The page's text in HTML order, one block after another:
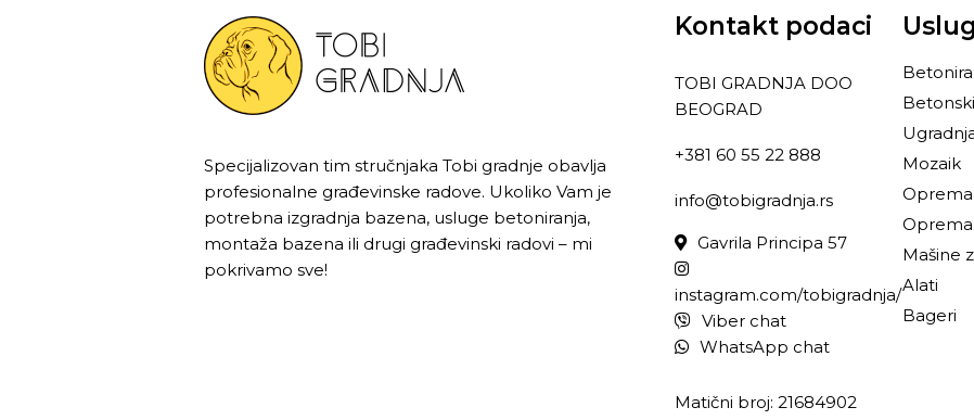
Specijalizovan tim stručnjaka Tobi gradnje obavlja
profesionalne građevinske radove. Ukoliko Vam je
potrebna izgradnja bazena, usluge betoniranja,
montaža bazena ili drugi građevinski radovi – mi
pokrivamo sve!
Kontakt podaci
TOBI GRADNJA DOO
BEOGRAD
+381 60 55 22 888
info@tobigradnja.rs
Gavrila Principa 57
instagram.com/tobigradnja/
Viber chat
WhatsApp chat
Matični broj: 21684902
Mozaik
Oprema
Mašine
Alati
Bageri